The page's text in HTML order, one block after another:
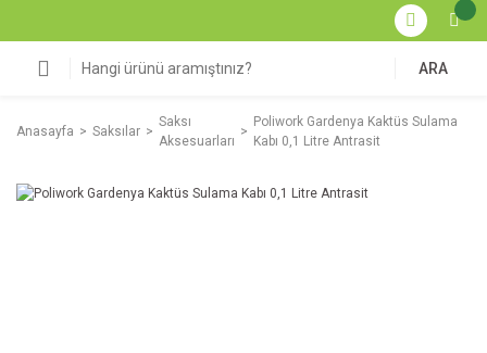
ARA
Anasayfa Saksılar
Saksı
Aksesuarları
Poliwork Gardenya Kaktüs Sulama
Kabı 0,1 Litre Antrasit